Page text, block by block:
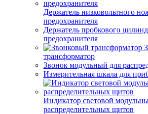
Держатель низковольтного
предохранителя
Держатель пробкового
предохранителя
трансформатор
Звонок модульный для
Измерительная шкала для
Индикатор световой
распределительных щитов